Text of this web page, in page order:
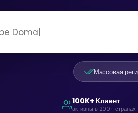
Массовая
100K+ Клиент
активны в 200+ странах